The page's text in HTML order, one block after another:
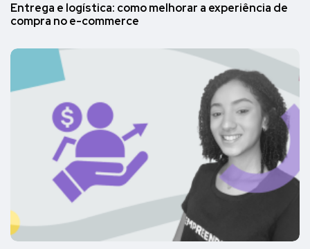
Entrega e logística: como melhorar a experiência de
compra no e-commerce